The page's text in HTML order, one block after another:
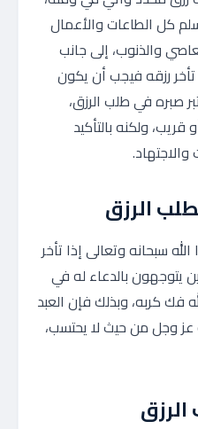
كل الطاعات والأعمال
والذنوب، إلى جانب
رزقه فيجب أن يكون
صبره في طلب الرزق،
قريب، ولكنه بالتأكيد
والاجتهاد.
الرزق
سبحانه وتعالى إذا تأخر
يتوجهون بالدعاء له في
فك كربه، وبذلك فإن العبد
عز وجل من حيث لا يحتسب،